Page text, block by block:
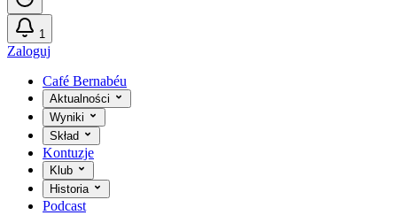
1
Zaloguj
Café Bernabéu
Aktualności
Wyniki
Skład
Kontuzje
Klub
Historia
Podcast